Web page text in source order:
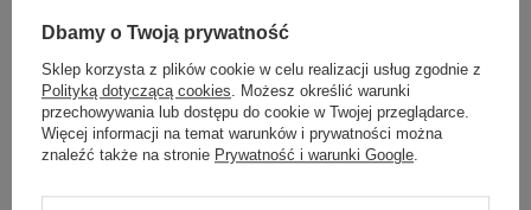
Dół bluzy i rękawy zakończone ściągaczem..
Skład materiału to 53% bawełna, 36% poliester, 11% wiskoza.
Odzież sportowa dla każdego sklep
Butomania.pl
Bluza sportowa od Adidas w rozmiarach standardowych 128, 140, 152,
Dbamy o Twoją prywatność
Sklep korzysta z plików cookie w celu realizacji usług zgodnie z
Polityką dotyczącą cookies. Możesz określić warunki
przechowywania lub dostępu do cookie w Twojej przeglądarce.
Więcej informacji na temat warunków i prywatności można
znaleźć także na stronie Prywatność i warunki Google.